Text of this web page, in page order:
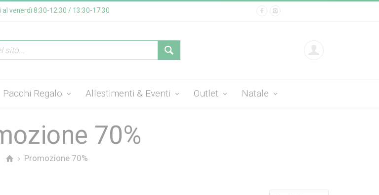
al venerdì 8:30-12:30 / 13:30-17:30
Pacchi Regalo Allestimenti & Eventi Outlet Natale
70%
Promozione 70%